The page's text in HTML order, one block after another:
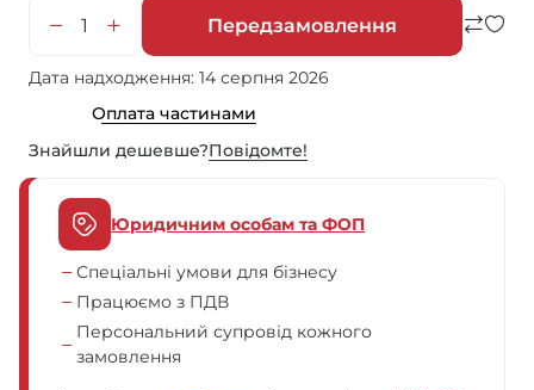
Передзамовлення
Дата надходження: 14 серпня 2026
Оплата частинами
Знайшли дешевше?Повiдомте!
Юридичним особам та ФОП
Спеціальні умови для бізнесу
Працюємо з ПДВ
Персональний супровід кожного
замовлення